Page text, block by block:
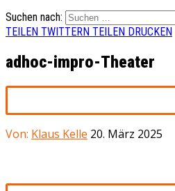
Suchen nach:
TEILEN TWITTERN TEILEN DRUCKEN
adhoc-impro-Theater
Von: Klaus Kelle 20. März 2025